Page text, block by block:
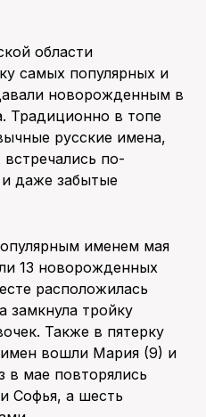
области
самых популярных и
новорожденным в
Традиционно в топе
русские имена,
по-
даже забытые
именем мая
13 новорожденных
расположилась
замкнула тройку
Также в пятерку
вошли Мария (9) и
в мае повторялись
Софья, а шесть